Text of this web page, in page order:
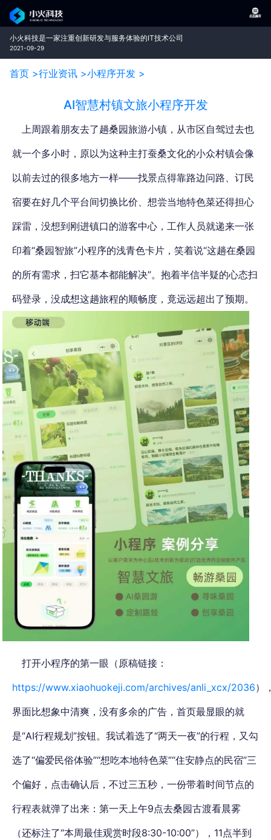
小火科技是一家注重创新研发与服务体验的IT技术公司
2021-09-29
首页 >行业资讯 >小程序开发 >
AI智慧村镇文旅小程序开发
上周跟着朋友去了趟桑园旅游小镇，从市区自驾过去也
就一个多小时，原以为这种主打蚕桑文化的小众村镇会像
以前去过的很多地方一样——找景点得靠路边问路、订民
宿要在好几个平台间切换比价、想尝当地特色菜还得担心
踩雷，没想到刚进镇口的游客中心，工作人员就递来一张
印着“桑园智旅”小程序的浅青色卡片，笑着说“这趟在桑园
的所有需求，扫它基本都能解决”。抱着半信半疑的心态扫
码登录，没成想这趟旅程的顺畅度，竟远远超出了预期。
打开小程序的第一眼（原稿链接：
https://www.xiaohuokeji.com/archives/anli_xcx/2036）
界面比想象中清爽，没有多余的广告，首页最显眼的就
是“AI行程规划”按钮。我试着选了“两天一夜”的行程，又勾
选了“偏爱民俗体验”“想吃本地特色菜”“住安静点的民宿”三
个偏好，点击确认后，不过三五秒，一份带着时间节点的
行程表就弹了出来：第一天上午9点去桑园古渡看晨雾
（还标注了“本周最佳观赏时段8:30-10:00”），11点半到